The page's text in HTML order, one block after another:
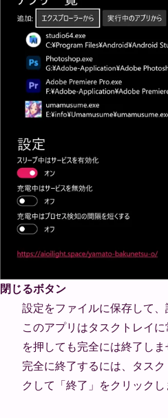
閉じるボタン
設定をファイルに保存して、
このアプリはタスクトレイ
を押しても完全には終了し
完全に終了するには、タス
クして「終了」をクリックし